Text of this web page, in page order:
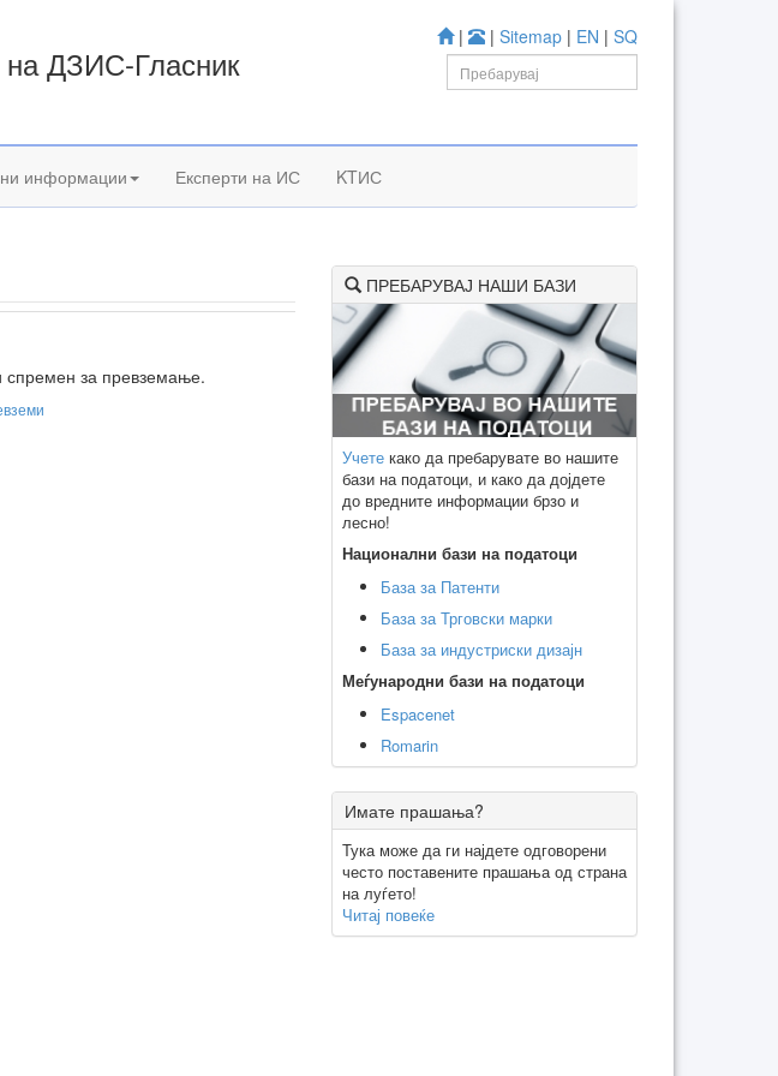
| | Sitemap | EN | SQ
ДЗИС-Гласник
информации Експерти на ИС KTИС
спремен за превземање.
ПРЕБАРУВАЈ НАШИ БАЗИ
Учете како да пребарувате во нашите
бази на податоци, и како да дојдете
до вредните информации брзо и
лесно!
Национални бази на податоци
База за Патенти
База за Трговски марки
База за индустриски дизајн
Меѓународни бази на податоци
Espacenet
Romarin
Имате прашања?
Тука може да ги најдете одговорени
често поставените прашања од страна
на луѓето!
Читај повеќе